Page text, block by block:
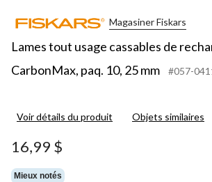
Magasiner Fiskars
Lames tout usage cassables de
CarbonMax, paq. 10, 25 mm
#057-
Voir détails du produit Objets similaires
16,99 $
Mieux notés